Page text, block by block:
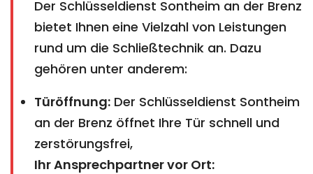
Der Schlüsseldienst Sontheim an der Brenz
bietet Ihnen eine Vielzahl von Leistungen
rund um die Schließtechnik an. Dazu
gehören unter anderem:
Türöffnung: Der Schlüsseldienst Sontheim
an der Brenz öffnet Ihre Tür schnell und
zerstörungsfrei,
Ihr Ansprechpartner vor Ort: